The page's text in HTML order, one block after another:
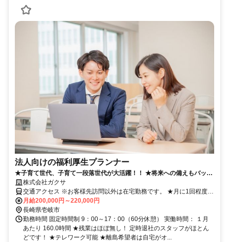
法人向けの福利厚生プランナー
★子育て世代、子育て一段落世代が大活躍！！ ★将来への備えもバッチ
リな【退職金＆退職年金制度】あり！
株式会社ガクサ
交通アクセス ※お客様先訪問以外は在宅勤務です。 ★月に1回程度、
福岡（九州内）に出社の可能性があります。
月給200,000円～220,000円
長崎県壱岐市
勤務時間 固定時間制 9：00～17：00（60分休憩） 実働時間： １月
あたり 160.0時間 ★残業はほぼ無し！ 定時退社のスタッフがほとん
どです！ ★テレワーク可能 ★離島希望者は自宅がオ...